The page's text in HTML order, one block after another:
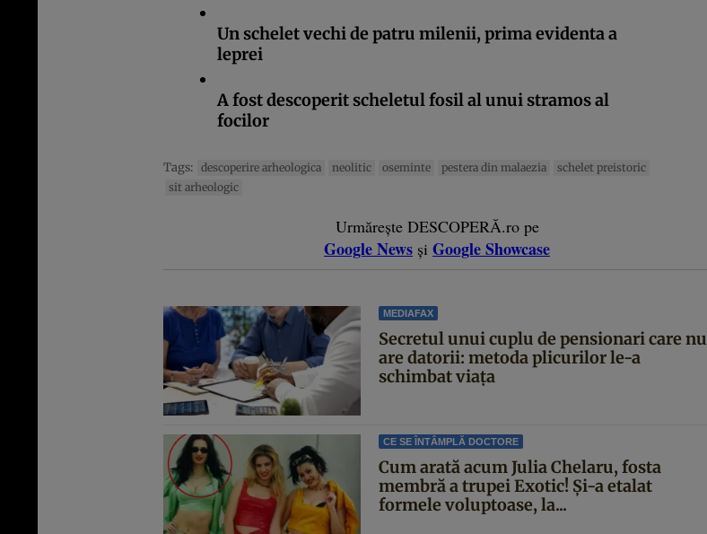
Un schelet vechi de patru milenii, prima evidenta a
leprei
A fost descoperit scheletul fosil al unui stramos al
focilor
Tags: descoperire arheologica neolitic oseminte pestera din malaezia
schelet preistoric
sit arheologic
Urmărește DESCOPERĂ.ro pe
Google News și Google Showcase
MEDIAFAX
Secretul unui cuplu de pensionari care nu
are datorii: metoda plicurilor le-a
schimbat viața
CE SE ÎNTÂMPLĂ DOCTORE
Cum arată acum Julia Chelaru, fosta
membră a trupei Exotic! Și-a etalat
formele voluptoase, la...